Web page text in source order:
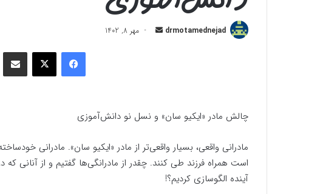
drmotamednejad
ارسال مهر 8, 1402
فیسبوک ایکس
چالش مادر «ایکیو سان» و نسل نو دانش‌آموزی
مادرانی واقعی، بسیار واقعی‌تر از مادر «ایکیو سان». مادرانی
است همراه فرزند طی کنند. چقدر از مادرانگی‌ها گفتیم و از آنانی
آینده الگوسازی کردیم؟!